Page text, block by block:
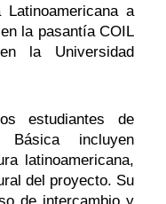
a
la pasantía COIL
la Universidad
estudiantes de
Básica incluyen
latinoamericana,
del proyecto. Su